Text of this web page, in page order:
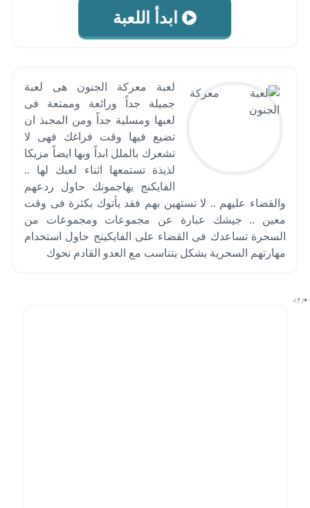
ابدأ اللعبة
لعبة معركة الجنون هى لعبة
جميلة جداً ورائعة وممتعة فى
لعبها ومسلية جداً ومن المحبذ ان
تضيع فيها وقت فراغك فهى لا
تشعرك بالملل ابداً وبها ايضاً مزيكا
لذيذة تستمعها اثناء لعبك لها ..
الفايكنج يهاجمونك حاول ردعهم
والقضاء عليهم .. لا تستهين بهم فقد يأتوك بكثرة فى وقت
معين .. جيشك عبارة عن مجموعات ومجموعات من
السحرة تساعدك فى القضاء على الفايكينج حاول استخدام
مهارتهم السحرية بشكل يتناسب مع العدو القادم نحوك
*/ ?>